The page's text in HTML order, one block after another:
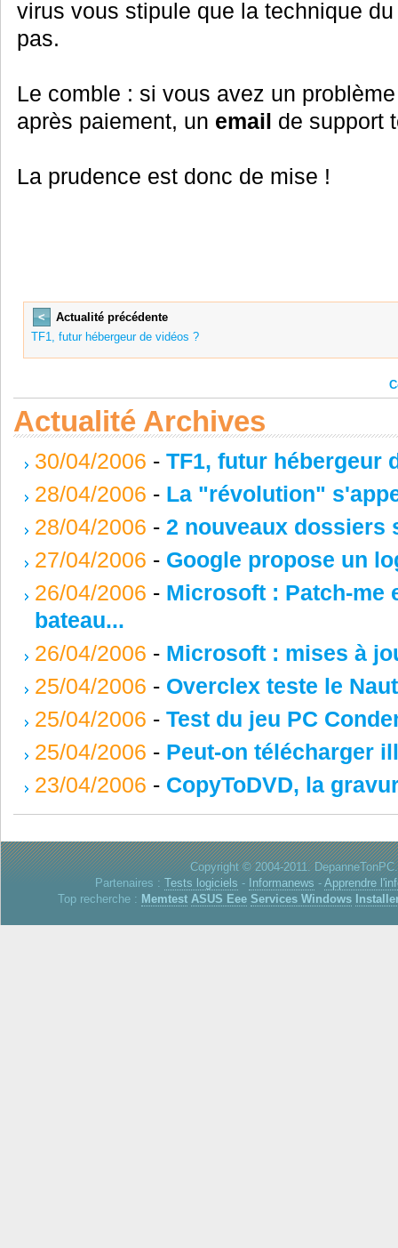
virus vous stipule que la technique
pas.
Le comble : si vous avez un
après paiement, un email de support
La prudence est donc de mise !
<
Actualité précédente
TF1, futur hébergeur de vidéos ?
Actualité Archives
30/04/2006 - TF1, futur hébergeur
28/04/2006 - La "révolution"
28/04/2006 - 2 nouveaux dossiers
27/04/2006 - Google propose un
26/04/2006 - Microsoft : Patch-me
bateau...
26/04/2006 - Microsoft : mises à
25/04/2006 - Overclex teste le
25/04/2006 - Test du jeu PC
25/04/2006 - Peut-on télécharger
23/04/2006 - CopyToDVD, la
Copyright © 2004-2011.
Partenaires : Tests logiciels - Informanews - Apprendre
Top recherche : Memtest ASUS Eee Services Windows